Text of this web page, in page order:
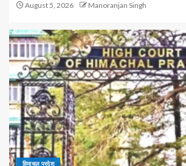
August 5, 2026 Manoranjan Singh
हिमाचल प्रदेश